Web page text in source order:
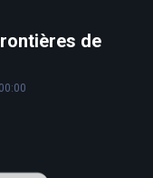
de